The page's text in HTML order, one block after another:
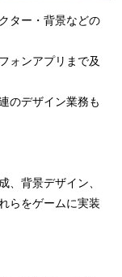
ター・背景などの
ォンアプリまで及
のデザイン業務も
、背景デザイン、
らをゲームに実装